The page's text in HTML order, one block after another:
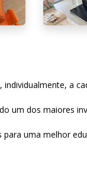
a
um dos maiores
uma melhor